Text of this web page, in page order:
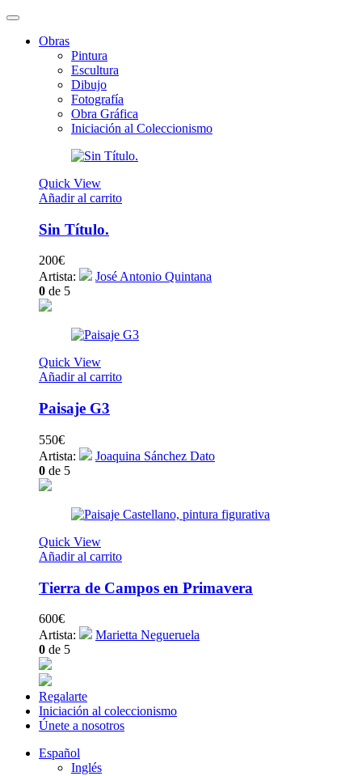
Obras
Pintura
Escultura
Dibujo
Fotografía
Obra Gráfica
Iniciación al Coleccionismo
Quick View
Añadir al carrito
Sin Título.
200€
Artista:
José Antonio Quintana
0 de 5
Quick View
Añadir al carrito
Paisaje G3
550€
Artista:
Joaquina Sánchez Dato
0 de 5
Quick View
Añadir al carrito
Tierra de Campos en Primavera
600€
Artista:
Marietta Negueruela
0 de 5
Regalarte
Iniciación al coleccionismo
Únete a nosotros
Español
Inglés